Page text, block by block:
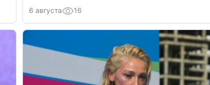
6 августа 16